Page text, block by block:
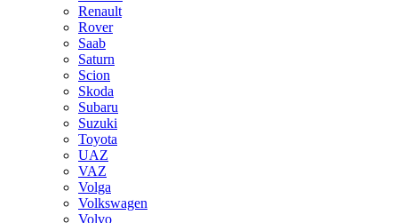
Renault
Rover
Saab
Saturn
Scion
Skoda
Subaru
Suzuki
Toyota
UAZ
VAZ
Volga
Volkswagen
Volvo